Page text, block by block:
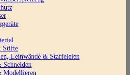
Stifte
Leinwände & Staffeleien
Modellieren